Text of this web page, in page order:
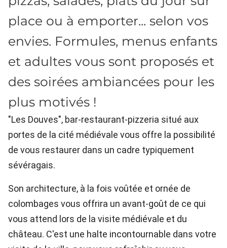
place ou à emporter... selon vos
envies. Formules, menus enfants
et adultes vous sont proposés et
des soirées ambiancées pour les
plus motivés !
"Les Douves", bar-restaurant-pizzeria situé aux
portes de la cité médiévale vous offre la possibilité
de vous restaurer dans un cadre typiquement
sévéragais.
Son architecture, à la fois voûtée et ornée de
colombages vous offrira un avant-goût de ce qui
vous attend lors de la visite médiévale et du
château. C'est une halte incontournable dans votre